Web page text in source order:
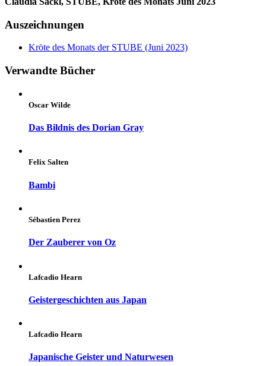
Auszeichnungen
Kröte des Monats der STUBE (Juni 2023)
Verwandte Bücher
Oscar Wilde
Das Bildnis des Dorian Gray
Felix Salten
Bambi
Sébastien Perez
Der Zauberer von Oz
Lafcadio Hearn
Geistergeschichten aus Japan
Lafcadio Hearn
Japanische Geister und Naturwesen